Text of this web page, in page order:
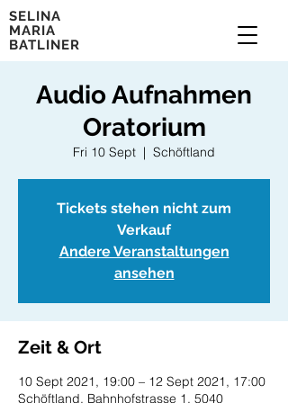
SELINA
MARIA
BATLINER
Audio Aufnahmen
Oratorium
Fri 10 Sept
  |
Schöftland
Tickets stehen nicht zum
Verkauf
Andere Veranstaltungen
ansehen
Zeit & Ort
10 Sept 2021, 19:00 – 12 Sept 2021, 17:00
Schöftland, Bahnhofstrasse 1, 5040